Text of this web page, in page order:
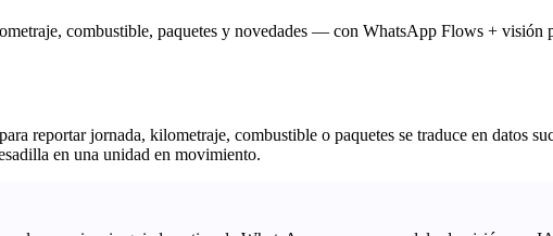
combustible, paquetes y novedades — con WhatsApp Flows + visión
reportar jornada, kilometraje, combustible o paquetes se traduce en datos
en una unidad en movimiento.